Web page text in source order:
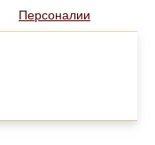
Персоналии